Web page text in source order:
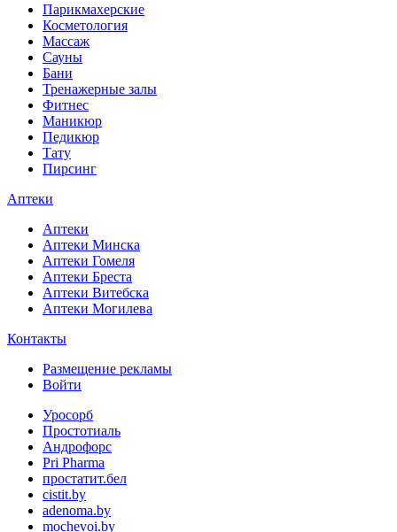
Парикмахерские
Косметология
Массаж
Сауны
Бани
Тренажерные залы
Фитнес
Маникюр
Педикюр
Тату
Пирсинг
Аптеки
Аптеки
Аптеки Минска
Аптеки Гомеля
Аптеки Бреста
Аптеки Витебска
Аптеки Могилева
Контакты
Размещение рекламы
Войти
Уросорб
Простотиаль
Андрофорс
Pri Pharma
простатит.бел
cistit.by
adenoma.by
mochevoi.by